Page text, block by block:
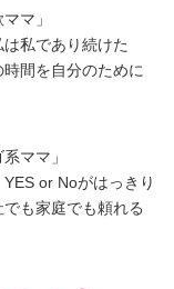
マ」
私であり続けた
間を自分のために
ママ」
or Noがはっきり
も家庭でも頼れる